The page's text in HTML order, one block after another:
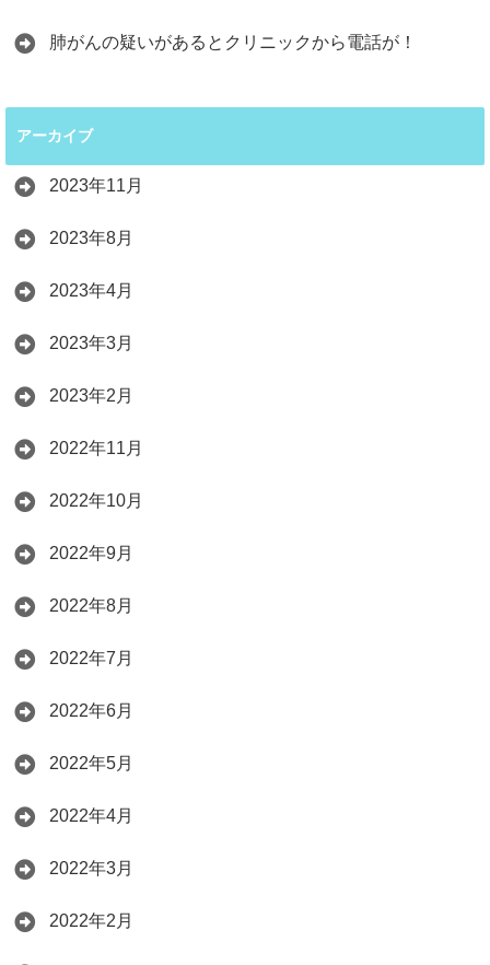
肺がんの疑いがあるとクリニックから電話が！
アーカイブ
2023年11月
2023年8月
2023年4月
2023年3月
2023年2月
2022年11月
2022年10月
2022年9月
2022年8月
2022年7月
2022年6月
2022年5月
2022年4月
2022年3月
2022年2月